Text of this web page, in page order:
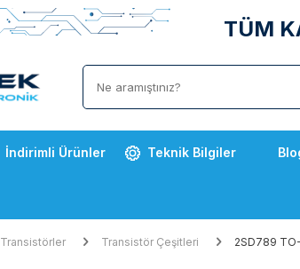
TÜM
İndirimli Ürünler Teknik Bilgiler
Transistörler Transistör Çeşitleri 2SD789